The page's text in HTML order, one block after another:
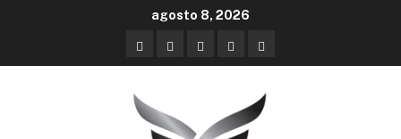
agosto 8, 2026